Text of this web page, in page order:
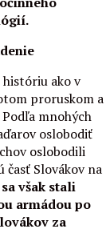
ako v
proruskom a
mnohých
oslobodiť
oslobodili
časť Slovákov na
však stali
armádou po
za